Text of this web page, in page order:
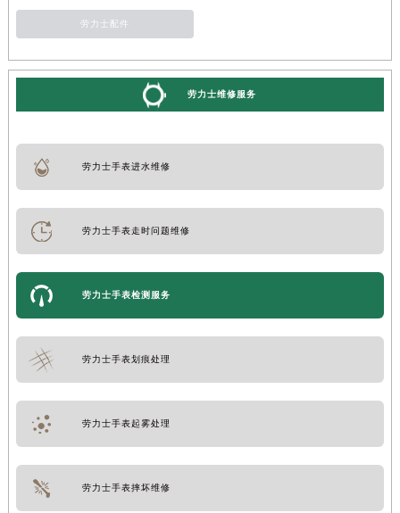
劳力士配件
劳力士维修服务
劳力士手表进水维修
劳力士手表走时问题维修
劳力士手表检测服务
劳力士手表划痕处理
劳力士手表起雾处理
劳力士手表摔坏维修